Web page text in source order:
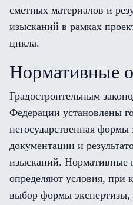
сметных материалов и
изысканий в рамках
цикла.
Нормативные
Градостроительным
Федерации установлены
негосударственная
документации и
изысканий. Нормативные
определяют условия, при
выбор формы экспертизы,